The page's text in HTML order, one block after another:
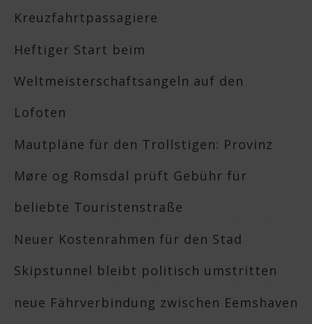
Kreuzfahrtpassagiere
Heftiger Start beim
Weltmeisterschaftsangeln auf den
Lofoten
Mautpläne für den Trollstigen: Provinz
Møre og Romsdal prüft Gebühr für
beliebte Touristenstraße
Neuer Kostenrahmen für den Stad
Skipstunnel bleibt politisch umstritten
neue Fährverbindung zwischen Eemshaven